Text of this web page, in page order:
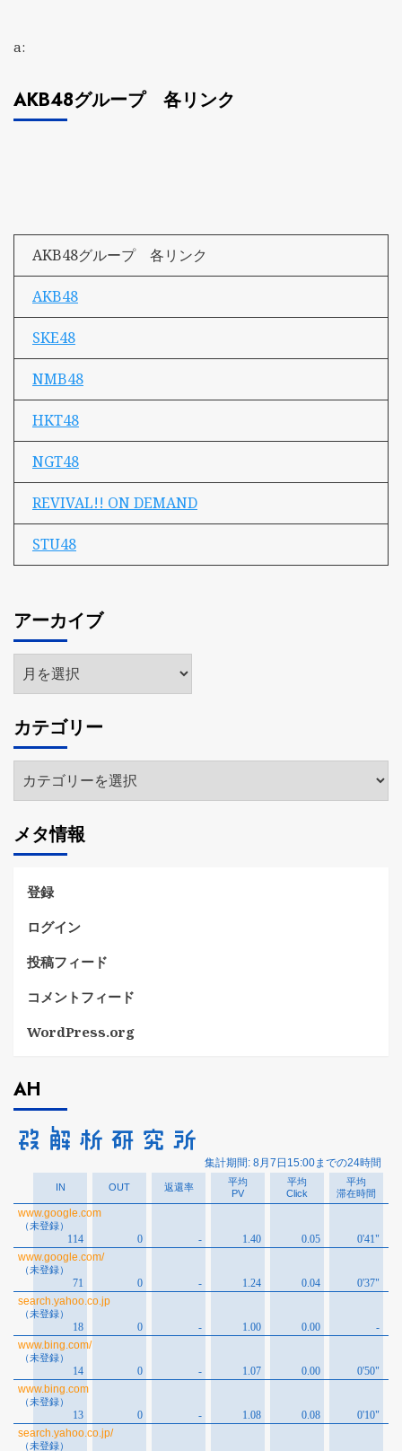
a:
AKB48グループ 各リンク
AKB48グループ 各リンク
AKB48
SKE48
NMB48
HKT48
NGT48
REVIVAL!! ON DEMAND
STU48
アーカイブ
ア
ー
イ
ブ
カテゴリー
テ
リ
ー
メタ情報
登録
ログイン
投稿フィード
コメントフィード
WordPress.org
AH